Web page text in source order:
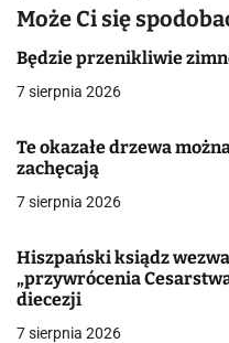
a
c
j
a
w
i
s
Może Ci się
Będzie przenikliwie
7 sierpnia 2026
Te okazałe drzewa
zachęcają
7 sierpnia 2026
Hiszpański ksiądz
„przywrócenia
diecezji
7 sierpnia 2026